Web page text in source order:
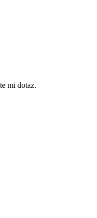
mi dotaz.